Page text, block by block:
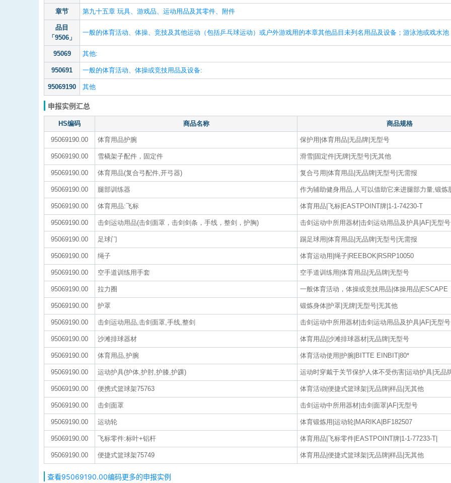
章节 第九十五章 玩具、游戏品、运动用品及其零件、附件
品目
「9506」
一般的体育活动、体操、竞技及其他运动（包括乒乓球运动）或户外游戏用的本章其他品目未列名用品及设备；游泳池或戏水池
95069 其他:
950691 一般的体育活动、体操或竞技用品及设备:
95069190 其他
申报实例汇总
HS编码 商品名称 商品规格
95069190.00 体育用品护腕 保护用|体育用品|无品牌|无型号
95069190.00 雪橇架子配件，固定件 滑雪|固定件|无牌|无型号|无其他
95069190.00 体育用品(复合弓配件,开弓器) 复合弓用|体育用品|无品牌|无型号|无需报
95069190.00 腿部训练器 作为辅助健身用品,人可以借助它来进腿部力量,锻炼
95069190.00 体育用品:飞标 体育用品|飞标|EASTPOINT牌|1-1-74230-T
95069190.00 击剑运动用品(击剑面罩，击剑剑条，手线，整剑，护胸) 击剑运动中所用器材|击剑运动用品及护具|AF|无型
95069190.00 足球门 踢足球用|体育用品|无品牌|无型号|无需报
95069190.00 绳子 体育运动用|绳子|REEBOK|RSRP10050
95069190.00 空手道训练用手套 空手道训练用|体育用品|无品牌|无型号
95069190.00 拉力圈 一般体育活动，体操或竞技用品|体操用品|ESCAPE
95069190.00 护罩 锻炼身体|护罩|无牌|无型号|无其他
95069190.00 击剑运动用品,击剑面罩,手线,整剑 击剑运动中所用器材|击剑运动用品及护具|AF|无型
95069190.00 沙滩排球器材 体育用品|沙滩排球器材|无品牌|无型号
95069190.00 体育用品,护腕 体育活动使用|护腕|BITTE EINBIT|80*
95069190.00 运动护具(护体,护肘,护膝,护踝) 运动时穿戴于关节保护人体不受伤害|运动护具|无品
95069190.00 便携式篮球架75763 体育活动|便捷式篮球架|无品牌|样品|无其他
95069190.00 击剑面罩 击剑运动中所用器材|击剑面罩|AF|无型号
95069190.00 运动轮 体育锻炼用|运动轮|MARIKA|BF182507
95069190.00 飞标零件:标叶+铝杆 体育用品|飞标零件|EASTPOINT牌|1-1-77233-T|
95069190.00 便捷式篮球架75749 体育用品|便捷式篮球架|无品牌|样品|无其他
查看95069190.00编码更多的申报实例